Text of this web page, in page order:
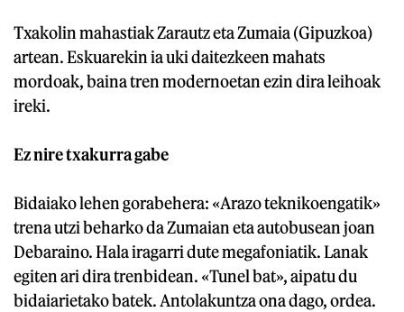
Txakolin mahastiak Zarautz eta Zumaia (Gipuzkoa)
artean. Eskuarekin ia uki daitezkeen mahats
mordoak, baina tren modernoetan ezin dira leihoak
ireki.
Ez nire txakurra gabe
Bidaiako lehen gorabehera: «Arazo teknikoengatik»
trena utzi beharko da Zumaian eta autobusean joan
Debaraino. Hala iragarri dute megafoniatik. Lanak
egiten ari dira trenbidean. «Tunel bat», aipatu du
bidaiarietako batek. Antolakuntza ona dago, ordea.